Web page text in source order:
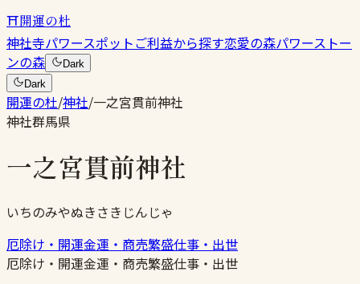
⛩開運の杜
神社寺パワースポットご利益から探す恋愛の森パワーストー
ンの森
Dark
Dark
開運の杜/神社/一之宮貫前神社
神社群馬県
一之宮貫前神社
いちのみやぬきさきじんじゃ
厄除け・開運金運・商売繁盛仕事・出世
厄除け・開運金運・商売繁盛仕事・出世